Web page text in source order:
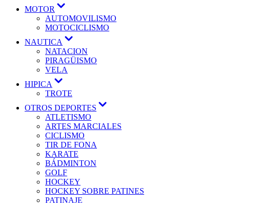
MOTOR
AUTOMOVILISMO
MOTOCICLISMO
NAUTICA
NATACION
PIRAGÜISMO
VELA
HIPICA
TROTE
OTROS DEPORTES
ATLETISMO
ARTES MARCIALES
CICLISMO
TIR DE FONA
KARATE
BÁDMINTON
GOLF
HOCKEY
HOCKEY SOBRE PATINES
PATINAJE